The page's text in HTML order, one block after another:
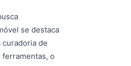
se destaca
de
o